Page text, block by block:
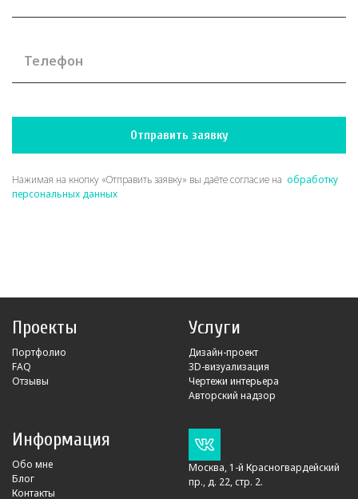
Телефон
Отправить заявку
Нажимая на кнопку «Отправить заявку» вы даёте согласие на обработку
персональных данных
Проекты
Портфолио
FAQ
Отзывы
Услуги
Дизайн-проект
3D-визуализация
Чертежи интерьера
Авторский надзор
Информация
Обо мне
Блог
Контакты
Москва, 1-й Красногвардейский
пр., д. 22, стр. 2.